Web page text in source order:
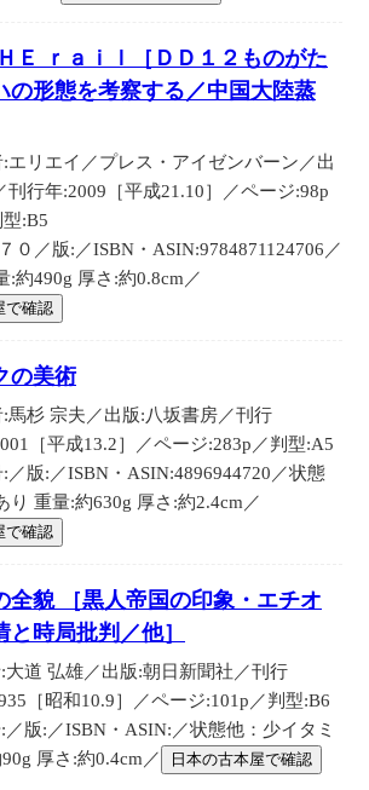
Ｅ ｒａｉｌ［ＤＤ１２ものがた
の形態を考察する／中国大陸蒸
:エリエイ／プレス・アイゼンバーン／出
刊行年:2009［平成21.10］／ページ:98p
型:B5
０／版:／ISBN・ASIN:9784871124706／
:約490g 厚さ:約0.8cm／
で確認
の美術
馬杉 宗夫／出版:八坂書房／刊行
［平成13.2］／ページ:283p／判型:A5
／版:／ISBN・ASIN:4896944720／状態
り 重量:約630g 厚さ:約2.4cm／
で確認
全貌 ［黒人帝国の印象・エチオ
と時局批判／他］
大道 弘雄／出版:朝日新聞社／刊行
［昭和10.9］／ページ:101p／判型:B6
／版:／ISBN・ASIN:／状態他：少イタミ
厚さ:約0.4cm／
日本の古本屋で確認